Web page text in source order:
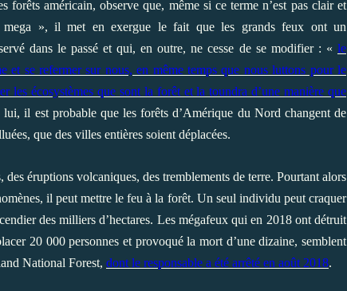
américain, observe que, même si ce terme n’est pas clair et
», il met en exergue le fait que les grands feux ont un
dans le passé et qui, en outre, ne cesse de se modifier : « le
et se refermer sur nous, en même temps que nous luttons pour le
les écosystèmes que sont la forêt et la toundra d’une manière que
il est probable que les forêts d’Amérique du Nord changent de
que des villes entières soient déplacées.
éruptions volcaniques, des tremblements de terre. Pourtant alors
il peut mettre le feu à la forêt. Un seul individu peut craquer
des milliers d’hectares. Les mégafeux qui en 2018 ont détruit
20 000 personnes et provoqué la mort d’une dizaine, semblent
National Forest, dont le responsable a été arrêté en août 2018.